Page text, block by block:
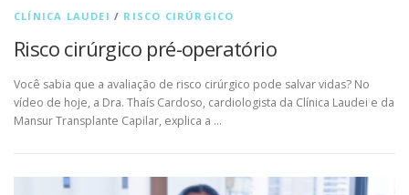
CLÍNICA LAUDEI / RISCO CIRÚRGICO
Risco cirúrgico pré-operatório
Você sabia que a avaliação de risco cirúrgico pode salvar vidas? No
vídeo de hoje, a Dra. Thaís Cardoso, cardiologista da Clínica Laudei e da
Mansur Transplante Capilar, explica a …